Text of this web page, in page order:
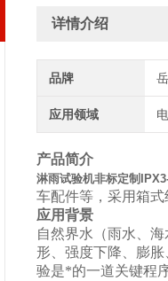
详情介绍
品牌
应用领域
产品简介
淋雨试验机非标定制
车配件等，采用箱
应用背景
自然界水（雨水、
形、强度下降、膨
验是*的一道关键程